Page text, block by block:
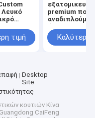
Λευκό
μακιγιάζ
τιμή
premium
χαρτόνι
πολυτελής
Καλύτερη
Desktop
Site
κουτιών Κίνα
CaiFeng